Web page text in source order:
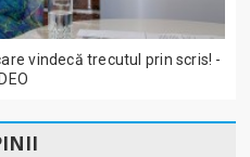
vindecă trecutul prin scris! -